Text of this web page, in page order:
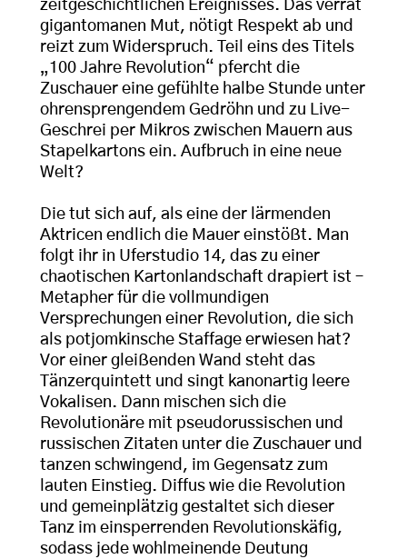
zeitgeschichtlichen Ereignisses. Das verrät
gigantomanen Mut, nötigt Respekt ab und
reizt zum Widerspruch. Teil eins des Titels
„100 Jahre Revolution“ pfercht die
Zuschauer eine gefühlte halbe Stunde unter
ohrensprengendem Gedröhn und zu Live-
Geschrei per Mikros zwischen Mauern aus
Stapelkartons ein. Aufbruch in eine neue
Welt?
Die tut sich auf, als eine der lärmenden
Aktricen endlich die Mauer einstößt. Man
folgt ihr in Uferstudio 14, das zu einer
chaotischen Kartonlandschaft drapiert ist –
Metapher für die vollmundigen
Versprechungen einer Revolution, die sich
als potjomkinsche Staffage erwiesen hat?
Vor einer gleißenden Wand steht das
Tänzerquintett und singt kanonartig leere
Vokalisen. Dann mischen sich die
Revolutionäre mit pseudorussischen und
russischen Zitaten unter die Zuschauer und
tanzen schwingend, im Gegensatz zum
lauten Einstieg. Diffus wie die Revolution
und gemeinplätzig gestaltet sich dieser
Tanz im einsperrenden Revolutionskäfig,
sodass jede wohlmeinende Deutung